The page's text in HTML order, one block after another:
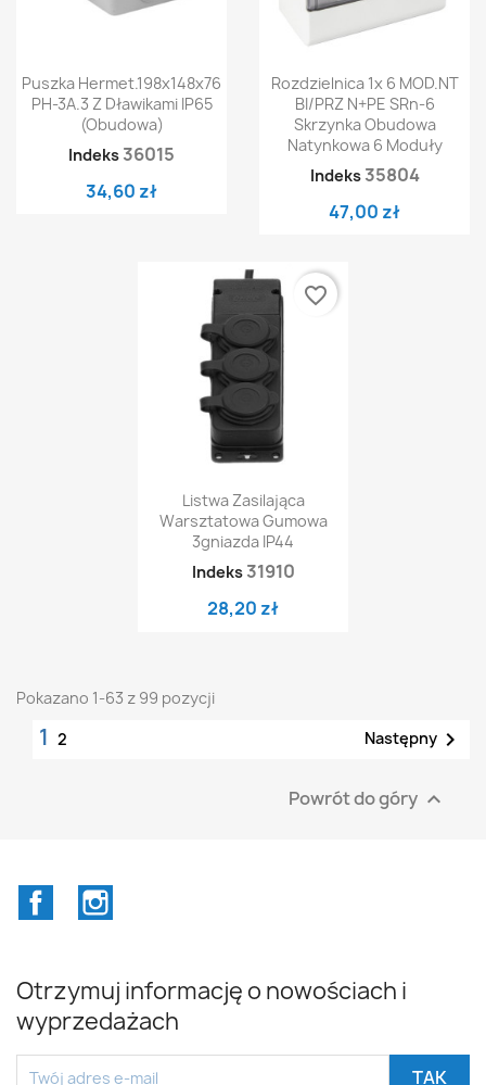
Puszka Hermet.198x148x76
PH-3A.3 Z Dławikami IP65
(obudowa)
Indeks 36015
34,60 zł
Rozdzielnica 1x 6 MOD.NT
BI/PRZ N+PE SRn-6
Skrzynka Obudowa
Natynkowa 6 Moduły
Indeks 35804
47,00 zł
Listwa Zasilająca
Warsztatowa Gumowa
3gniazda IP44
Indeks 31910
28,20 zł
favorite_border
Pokazano 1-63 z 99 pozycji
1 2 Następny 
Powrót do góry 
Facebook
Otrzymuj informację o nowościach i
wyprzedażach